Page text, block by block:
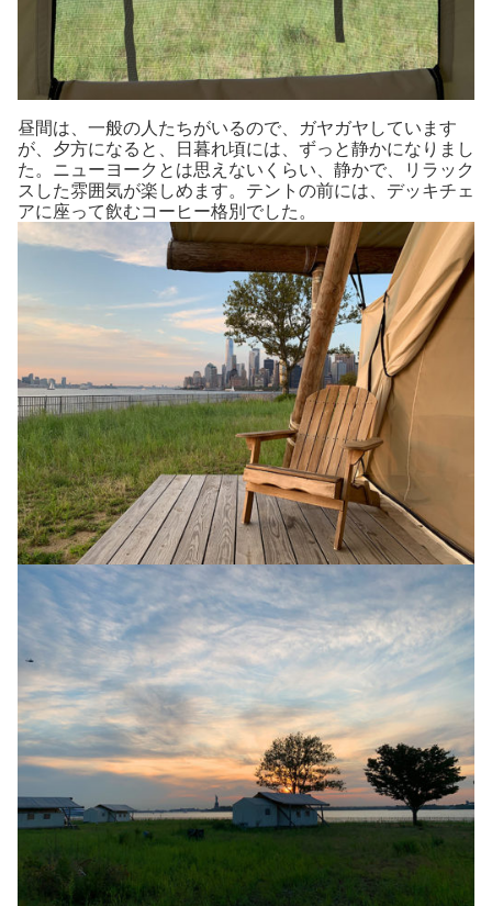
昼間は、一般の人たちがいるので、ガヤガヤしています
が、夕方になると、日暮れ頃には、ずっと静かになりまし
た。ニューヨークとは思えないくらい、静かで、リラック
スした雰囲気が楽しめます。テントの前には、デッキチェ
アに座って飲むコーヒー格別でした。